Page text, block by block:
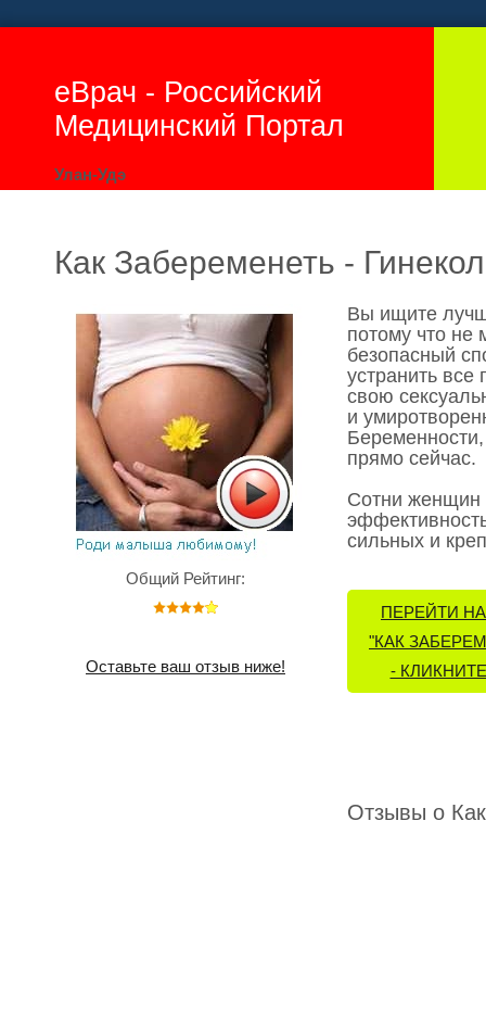
еВрач - Российский
Медицинский Портал
Улан-Удэ
Как Забеременеть -
Общий Рейтинг:
Оставьте ваш отзыв ниже!
Вы ищите
потому что не
безопасный
устранить
свою
и
прямо сейчас.
Сотни женщин
сильных и
ПЕРЕЙТИ
"КАК
-
Отзывы о